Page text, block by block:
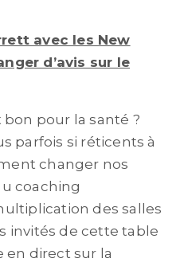
avec les New
d’avis sur le
pour la santé ?
parfois si réticents à
changer nos
coaching
des salles
invités de cette table
en direct sur la